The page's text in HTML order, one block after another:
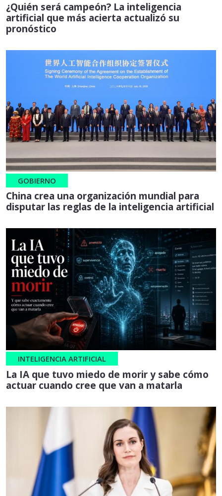
¿Quién será campeón? La inteligencia
artificial que más acierta actualizó su
pronóstico
GOBIERNO
China crea una organización mundial para
disputar las reglas de la inteligencia artificial
INTELIGENCIA ARTIFICIAL
La IA que tuvo miedo de morir y sabe cómo
actuar cuando cree que van a matarla